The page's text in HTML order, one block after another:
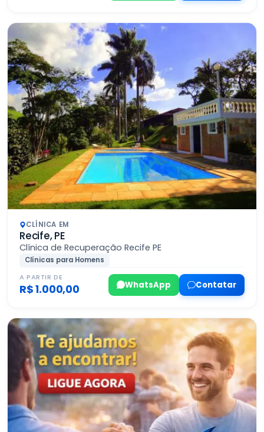
CLÍNICA EM
Recife, PE
Clínica de Recuperação Recife PE
Clínicas para Homens
A PARTIR DE
R$ 1.000,00 WhatsApp Contatar